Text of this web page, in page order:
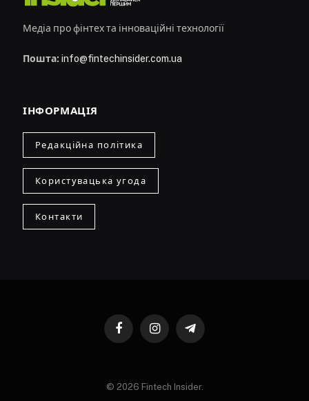
Медіа про фінтех та інноваційні технології
Пошта: info@fintechinsider.com.ua
ІНФОРМАЦІЯ
Редакційна політика
Користувацька угода
Контакти
FacebookInstagramTelegram
© 2026 Fintech Insider.